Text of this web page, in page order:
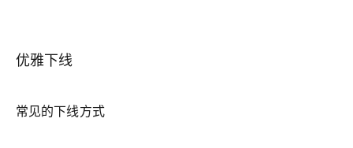
优雅下线
常见的下线方式